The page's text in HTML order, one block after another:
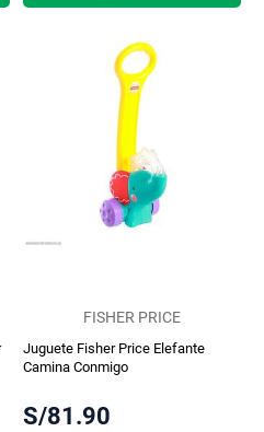
FISHER PRICE
Juguete Fisher Price Elefante
Camina Conmigo
S/81.90